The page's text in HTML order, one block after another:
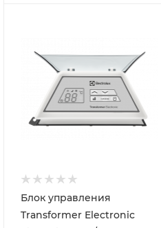
Блок управления
Transformer Electronic